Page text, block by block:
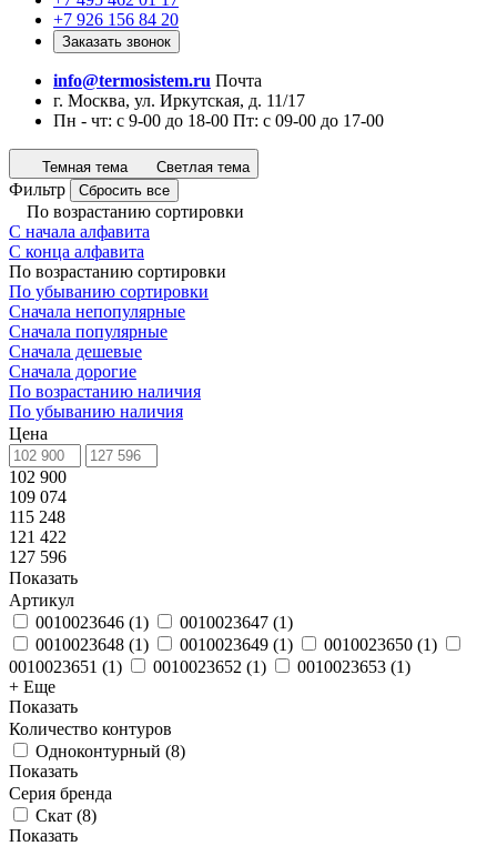
+7 926 156 84 20
Заказать звонок
info@termosistem.ru Почта
г. Москва, ул. Иркутская, д. 11/17
Пн - чт: с 9-00 до 18-00 Пт: с 09-00 до 17-00
Темная тема Светлая тема
Фильтр Сбросить все
По возрастанию сортировки
С начала алфавита
С конца алфавита
По возрастанию сортировки
По убыванию сортировки
Сначала непопулярные
Сначала популярные
Сначала дешевые
Сначала дорогие
По возрастанию наличия
По убыванию наличия
Цена
102 900
109 074
115 248
121 422
127 596
Показать
Артикул
0010023646 (1) 0010023647 (1)
0010023648 (1) 0010023649 (1) 0010023650 (1)
0010023651 (1) 0010023652 (1) 0010023653 (1)
+ Еще
Показать
Количество контуров
Одноконтурный (8)
Показать
Серия бренда
Скат (8)
Показать